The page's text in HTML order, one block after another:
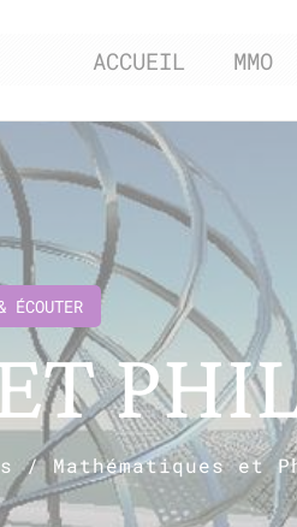
ACCUEIL MMO
/ Mathématiques et